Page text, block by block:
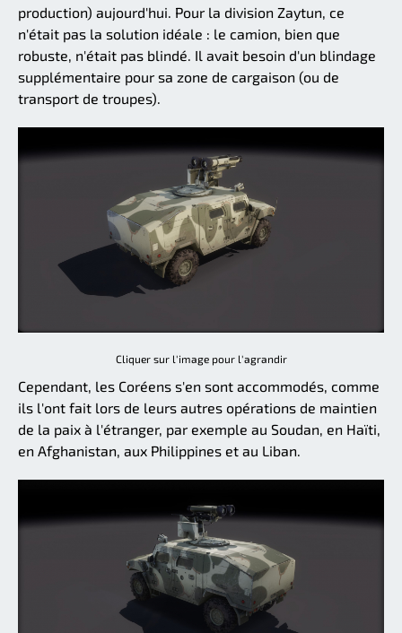
production) aujourd'hui. Pour la division Zaytun, ce
n'était pas la solution idéale : le camion, bien que
robuste, n'était pas blindé. Il avait besoin d'un blindage
supplémentaire pour sa zone de cargaison (ou de
transport de troupes).
Cliquer sur l'image pour l'agrandir
Cependant, les Coréens s'en sont accommodés, comme
ils l'ont fait lors de leurs autres opérations de maintien
de la paix à l'étranger, par exemple au Soudan, en Haïti,
en Afghanistan, aux Philippines et au Liban.